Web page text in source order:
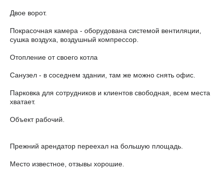
Двое ворот.
Покрасочная камера - оборудована системой вентиляции,
сушка воздуха, воздушный компрессор.
Отопление от своего котла
Санузел - в соседнем здании, там же можно снять офис.
Парковка для сотрудников и клиентов свободная, всем места
хватает.
Объект рабочий.
Прежний арендатор переехал на большую площадь.
Место известное, отзывы хорошие.